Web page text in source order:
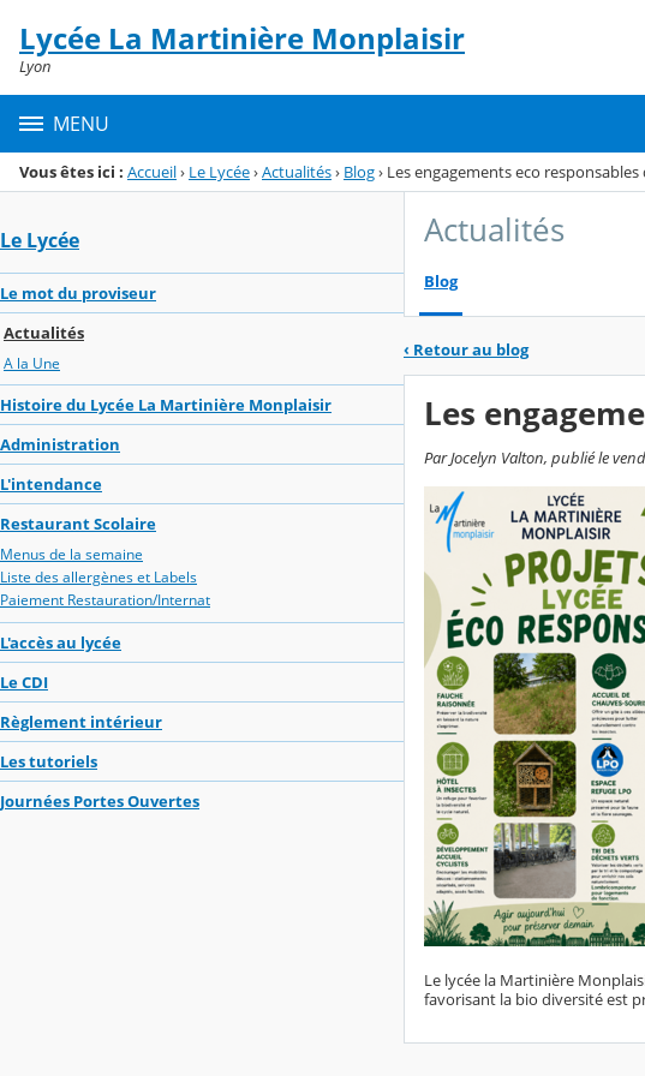
Menu de la rubrique
Contenu
Lycée La Martinière Monplaisir
Lyon
MENU
Vous êtes ici : Accueil› Le Lycée›Actualités› Blog› Les engagements eco
Le Lycée
Le mot du proviseur
Actualités
A la Une
Histoire du Lycée La Martinière Monplaisir
Administration
L'intendance
Restaurant Scolaire
Menus de la semaine
Liste des allergènes et Labels
Paiement Restauration/Internat
L'accès au lycée
Le CDI
Règlement intérieur
Les tutoriels
Journées Portes Ouvertes
Actualités
Blog
‹ Retour au blog
Les
Par Jocelyn Valton, publié le
Le lycée la Martinière
favorisant la bio diversité est